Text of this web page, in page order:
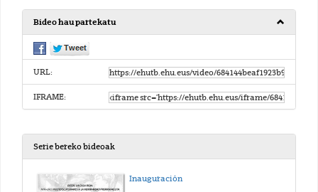
Bideo hau partekatu
URL:
IFRAME:
Serie bereko bideoak
Inauguración